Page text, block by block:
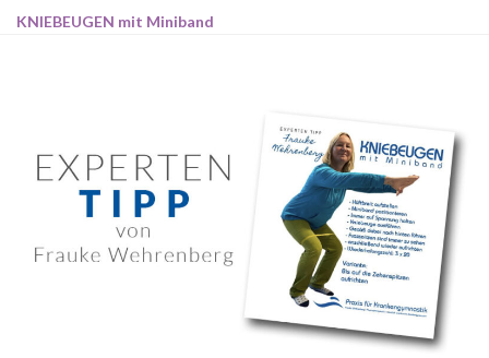
KNIEBEUGEN mit Miniband